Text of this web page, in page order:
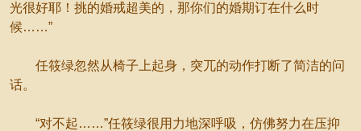
光很好耶！挑的婚戒超美的，那你们的婚期订在什么时
候……”
任筱绿忽然从椅子上起身，突兀的动作打断了简洁的问
话。
“对不起……”任筱绿很用力地深呼吸，仿佛努力在压抑